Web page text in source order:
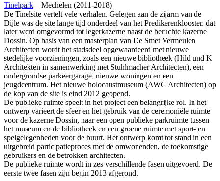
Tinelpark – Mechelen (2011-2018)
De Tinelsite vertelt vele verhalen. Gelegen aan de zijarm van de
Dijle was de site lange tijd onderdeel van het Predikerenklooster, dat
later werd omgevormd tot legerkazerne naast de beruchte kazerne
Dossin. Op basis van een masterplan van De Smet Vermeulen
Architecten wordt het stadsdeel opgewaardeerd met nieuwe
stedelijke voorzieningen, zoals een nieuwe bibliotheek (Hild und K
Architekten in samenwerking met Stuhlmacher Architecten), een
ondergrondse parkeergarage, nieuwe woningen en een
jeugdcentrum. Het nieuwe holocaustmuseum (AWG Architecten) op
de kop van de site is eind 2012 geopend.
De publieke ruimte speelt in het project een belangrijke rol. In het
ontwerp varieert de sfeer en het gebruik van de ceremoniële ruimte
voor de kazerne Dossin, naar een open publieke parkruimte tussen
het museum en de bibliotheek en een groene ruimte met sport- en
spelgelegenheden voor de buurt. Het ontwerp komt tot stand in een
uitgebreid participatieproces met de omwonenden, de toekomstige
gebruikers en de betrokken architecten.
De publieke ruimte wordt in zes verschillende fasen uitgevoerd. De
eerste twee fasen zijn begin 2013 afgerond.